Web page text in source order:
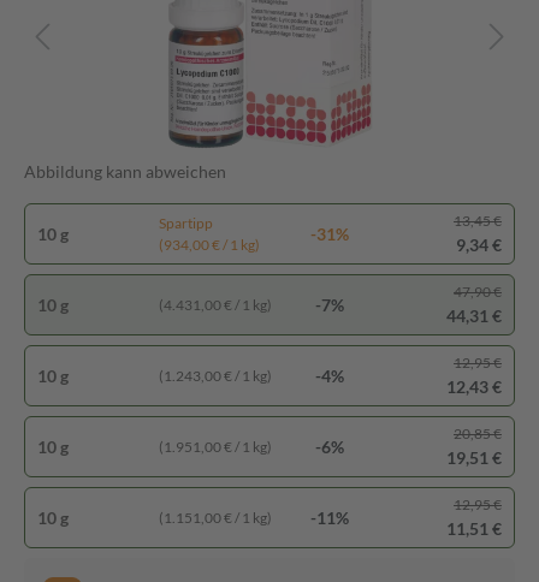
Abbildung kann abweichen
10 g
Spartipp
(934,00 € / 1 kg)
-31%
13,45 €
9,34 €
10 g (4.431,00 € / 1 kg) -7%
47,90 €
44,31 €
10 g (1.243,00 € / 1 kg) -4%
12,95 €
12,43 €
10 g (1.951,00 € / 1 kg) -6%
20,85 €
19,51 €
10 g (1.151,00 € / 1 kg) -11%
12,95 €
11,51 €